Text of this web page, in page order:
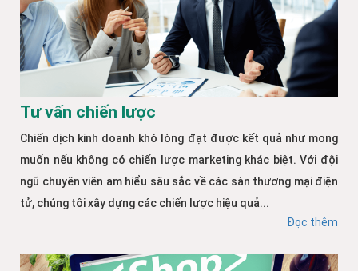
Tư vấn chiến lược
Chiến dịch kinh doanh khó lòng đạt được kết quả như mong
muốn nếu không có chiến lược marketing khác biệt. Với đội
ngũ chuyên viên am hiểu sâu sắc về các sàn thương mại điện
tử, chúng tôi xây dựng các chiến lược hiệu quả...
Đọc thêm